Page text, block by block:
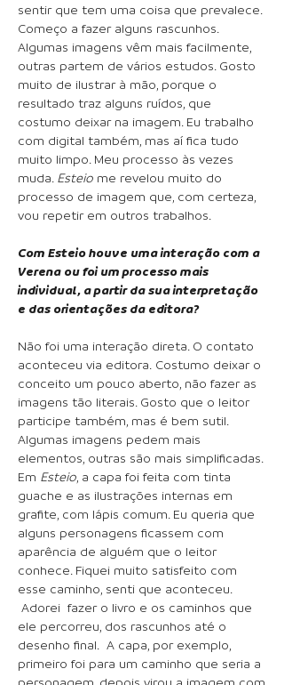
sentir que tem uma coisa que prevalece.
Começo a fazer alguns rascunhos.
Algumas imagens vêm mais facilmente,
outras partem de vários estudos. Gosto
muito de ilustrar à mão, porque o
resultado traz alguns ruídos, que
costumo deixar na imagem. Eu trabalho
com digital também, mas aí fica tudo
muito limpo. Meu processo às vezes
muda. Esteio me revelou muito do
processo de imagem que, com certeza,
vou repetir em outros trabalhos.
Com Esteio houve uma interação com a
Verena ou foi um processo mais
individual, a partir da sua interpretação
e das orientações da editora?
Não foi uma interação direta. O contato
aconteceu via editora. Costumo deixar o
conceito um pouco aberto, não fazer as
imagens tão literais. Gosto que o leitor
participe também, mas é bem sutil.
Algumas imagens pedem mais
elementos, outras são mais simplificadas.
Em Esteio , a capa foi feita com tinta
guache e as ilustrações internas em
grafite, com lápis comum. Eu queria que
alguns personagens ficassem com
aparência de alguém que o leitor
conhece. Fiquei muito satisfeito com
esse caminho, senti que aconteceu.
Adorei fazer o livro e os caminhos que
ele percorreu, dos rascunhos até o
desenho final. A capa, por exemplo,
primeiro foi para um caminho que seria a
personagem, depois virou a imagem com